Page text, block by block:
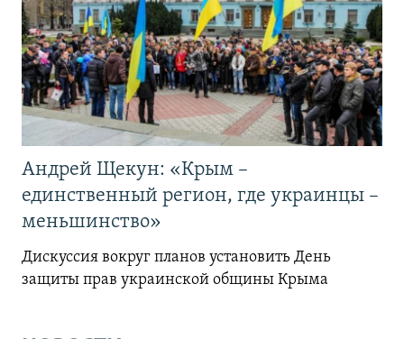
Андрей Щекун: «Крым –
единственный регион, где украинцы –
меньшинство»
Дискуссия вокруг планов установить День
защиты прав украинской общины Крыма